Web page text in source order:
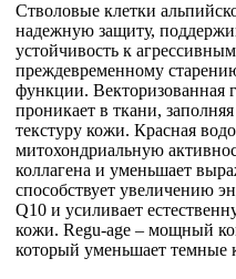
Стволовые клетки
надежную защиту,
устойчивость к
преждевременному
функции. Векторизованная
проникает в ткани,
текстуру кожи. Красная
митохондриальную
коллагена и уменьшает
способствует увеличению
Q10 и усиливает
кожи. Regu-age – мощный
который уменьшает темные